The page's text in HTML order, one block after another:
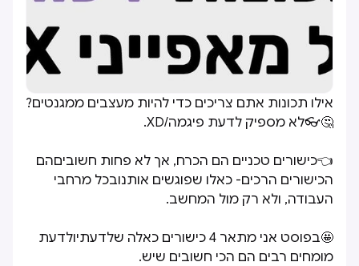
אילו תכונות אתם צריכים כדי להיות מעצבים ממגנטים?
🤔👓לא מספיק לדעת פיגמה/XD.
👈כישורים טכניים הם הכרח, אך לא פחות חשוביםהם
הכישורים הרכים- כאלו שפוגשים אותנובכל מרחבי
העבודה, ולא רק מול המחשב.
🤩בפוסט אני מתאר 4 כישורים כאלה שלדעתיולדעת
מומחים רבים הם הכי חשובים שיש.